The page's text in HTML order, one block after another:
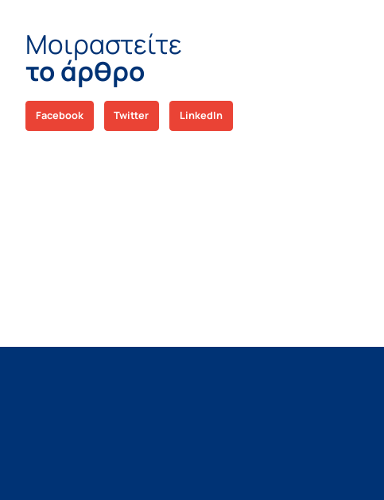
Μοιραστείτε
το άρθρο
Facebook Twitter LinkedIn